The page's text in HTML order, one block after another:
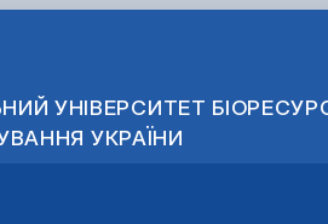
УНІВЕРСИТЕТ
УКРАЇНИ